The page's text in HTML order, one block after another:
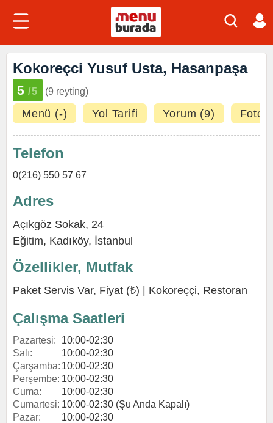
Kokoreçci Yusuf Usta, Hasanpaşa
5 /5 (9 reyting)
Menü (-) Yol Tarifi Yorum (9)
Telefon
0(216) 550 57 67
Adres
Açıkgöz Sokak, 24
Eğitim, Kadıköy, İstanbul
Özellikler, Mutfak
Paket Servis Var, Fiyat (₺) | Kokoreççi, Restoran
Çalışma Saatleri
Pazartesi:
10:00-02:30
Salı:
10:00-02:30
Çarşamba: 10:00-02:30
Perşembe: 10:00-02:30
Cuma:
10:00-02:30
Cumartesi: 10:00-02:30 (Şu Anda Kapalı)
Pazar:
10:00-02:30